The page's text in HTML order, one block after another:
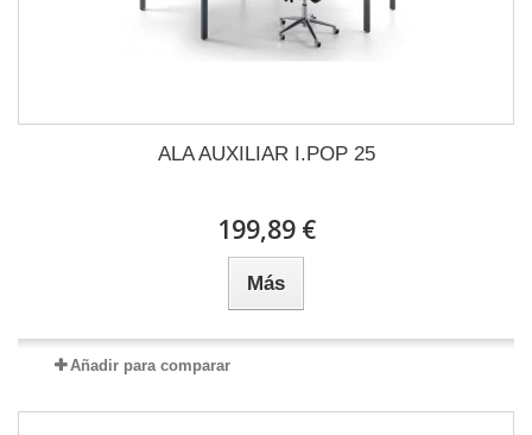
ALA AUXILIAR I.POP 25
199,89 €
Más
Añadir para comparar